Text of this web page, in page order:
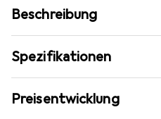
Beschreibung
Spezifikationen
Preisentwicklung